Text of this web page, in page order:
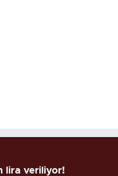
lira veriliyor!